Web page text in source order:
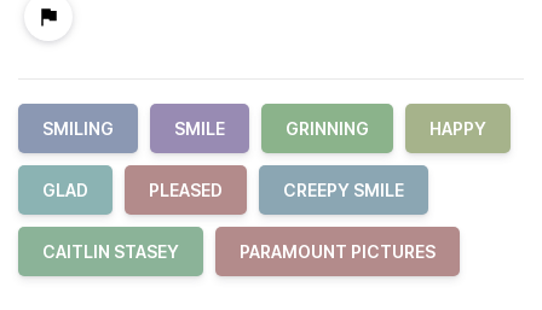
SMILING SMILE GRINNING HAPPY
GLAD PLEASED CREEPY SMILE
CAITLIN STASEY PARAMOUNT PICTURES